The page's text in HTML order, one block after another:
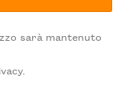
sarà mantenuto